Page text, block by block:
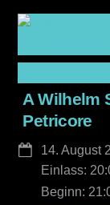
A Wilhelm
Petricore
14. August
Einlass: